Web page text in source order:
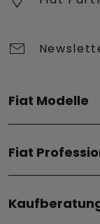
Fiat Modelle
Grizzly
Topolino
Fiat
Doblò BEV